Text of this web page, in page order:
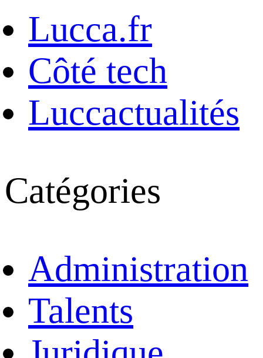
Lucca.fr
Côté tech
Luccactualités
Catégories
Administration
Talents